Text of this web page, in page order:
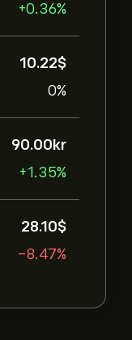
+0.36%
10.22‎$‎
0%
90.00‎kr‎
+1.35%
28.10‎$‎
-8.47%